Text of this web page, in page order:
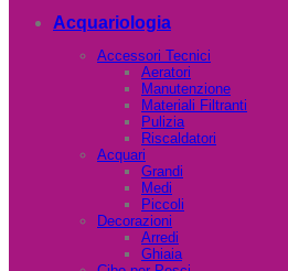
Acquariologia
Accessori Tecnici
Aeratori
Manutenzione
Materiali Filtranti
Pulizia
Riscaldatori
Acquari
Grandi
Medi
Piccoli
Decorazioni
Arredi
Ghiaia